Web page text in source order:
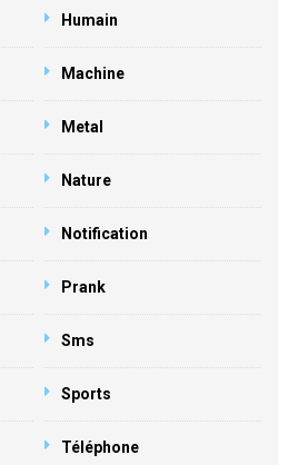
Humain
Machine
Metal
Nature
Notification
Prank
Sms
Sports
Téléphone